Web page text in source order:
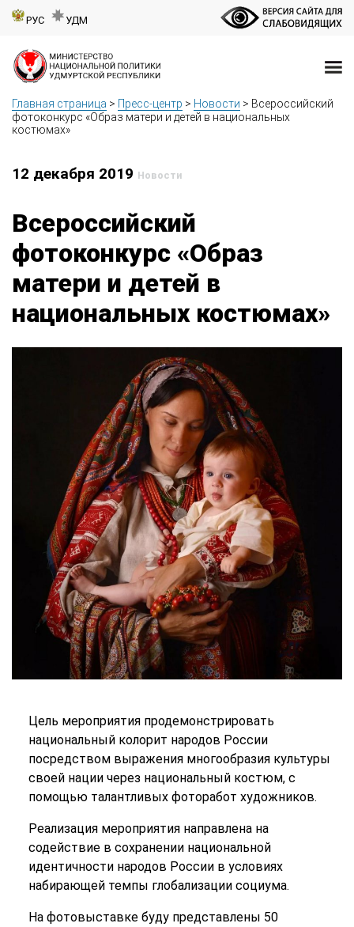
РУС УДМ
Главная страница > Пресс-центр > Новости > Всероссийский
фотоконкурс «Образ матери и детей в национальных
костюмах»
12 декабря 2019 Новости
Всероссийский
фотоконкурс «Образ
матери и детей в
национальных костюмах»
Цель мероприятия продемонстрировать
национальный колорит народов России
посредством выражения многообразия культуры
своей нации через национальный костюм, с
помощью талантливых фоторабот художников.
Реализация мероприятия направлена на
содействие в сохранении национальной
идентичности народов России в условиях
набирающей темпы глобализации социума.
На фотовыставке буду представлены 50